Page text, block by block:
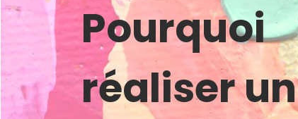
Pourquoi
réaliser un